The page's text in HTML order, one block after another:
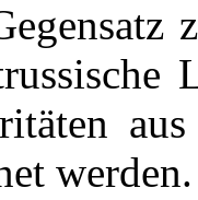
werden.